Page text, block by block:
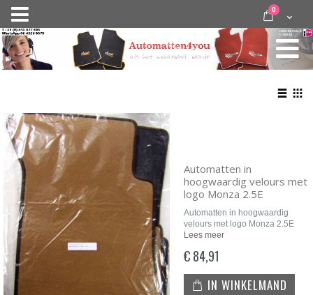
Nav
activeren
door
inhoud
Cart
0 items
Automatten in
hoogwaardig velours met
logo Monza 2.5E
Automatten in hoogwaardig
velours met logo Monza 2.5E
Lees meer
€ 84,91
IN WINKELMAND